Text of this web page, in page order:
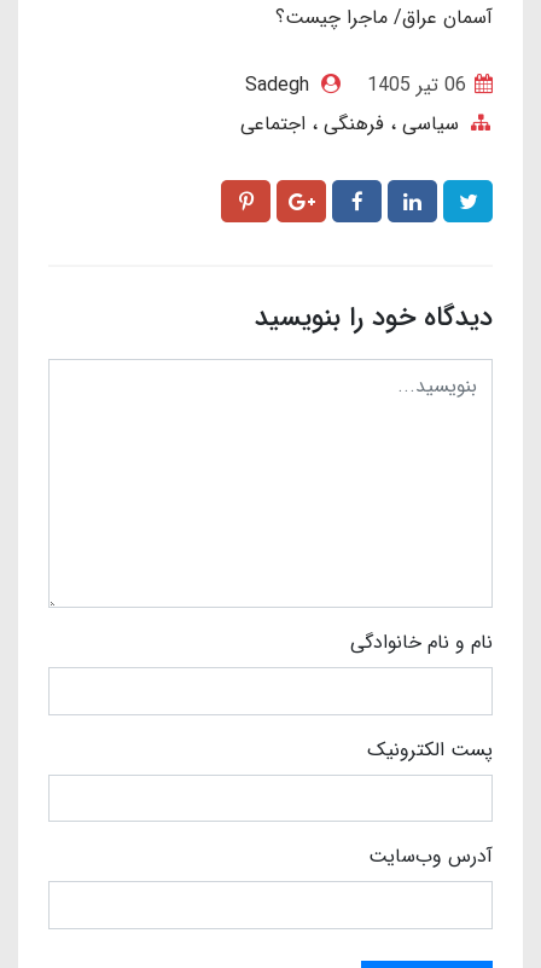
آسمان عراق/ ماجرا چیست؟
Sadegh
سیاسی ، فرهنگی ، اجتماعی
دیدگاه خود را بنویسید
نام و نام خانوادگی
پست الکترونیک
آدرس وب‌سایت